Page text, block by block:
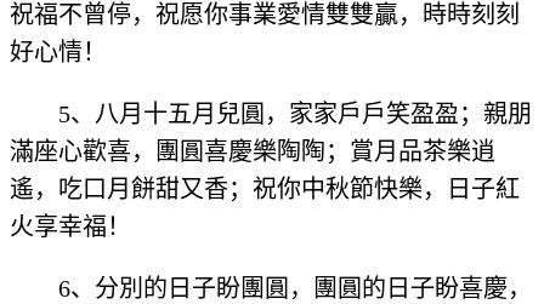
祝福不曾停，祝愿你事業愛情雙雙贏，時時刻刻
好心情！
5、八月十五月兒圓，家家戶戶笑盈盈；親朋
滿座心歡喜，團圓喜慶樂陶陶；賞月品茶樂逍
遙，吃口月餅甜又香；祝你中秋節快樂，日子紅
火享幸福！
6、分別的日子盼團圓，團圓的日子盼喜慶，